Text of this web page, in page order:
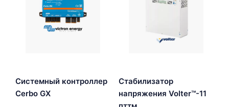
Системный контроллер
Cerbo GX
Стабилизатор
напряжения Volter™-11